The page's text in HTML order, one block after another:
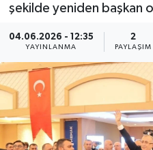
şekilde yeniden başkan
04.06.2026 - 12:35
YAYINLANMA
2
PAYLAŞIM